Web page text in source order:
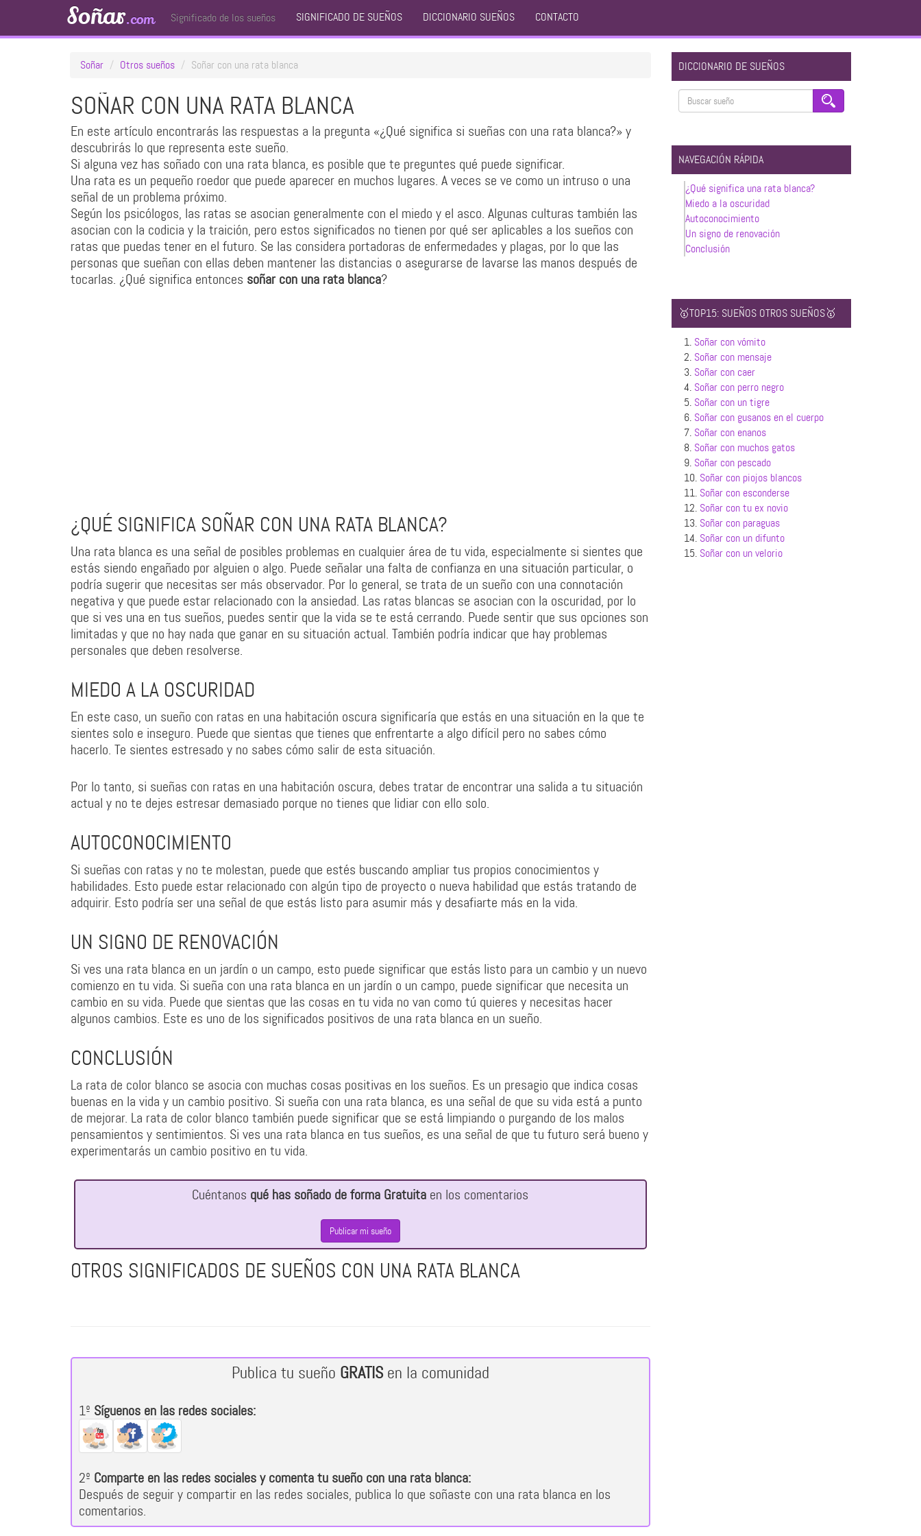
Soñar.com Significado de los sueños SIGNIFICADO DE SUEÑOS DICCIONARIO SUEÑOS CONTACTO
Soñar Otros sueños Soñar con una rata blanca
SOÑAR CON UNA RATA BLANCA
En este artículo encontrarás las respuestas a la pregunta «¿Qué significa si sueñas con una rata blanca?» y
descubrirás lo que representa este sueño.
Si alguna vez has soñado con una rata blanca, es posible que te preguntes qué puede significar.
Una rata es un pequeño roedor que puede aparecer en muchos lugares. A veces se ve como un intruso o una
señal de un problema próximo.
Según los psicólogos, las ratas se asocian generalmente con el miedo y el asco. Algunas culturas también las
asocian con la codicia y la traición, pero estos significados no tienen por qué ser aplicables a los sueños con
ratas que puedas tener en el futuro. Se las considera portadoras de enfermedades y plagas, por lo que las
personas que sueñan con ellas deben mantener las distancias o asegurarse de lavarse las manos después de
tocarlas. ¿Qué significa entonces soñar con una rata blanca?
¿QUÉ SIGNIFICA SOÑAR CON UNA RATA BLANCA?
Una rata blanca es una señal de posibles problemas en cualquier área de tu vida, especialmente si sientes que
estás siendo engañado por alguien o algo. Puede señalar una falta de confianza en una situación particular, o
podría sugerir que necesitas ser más observador. Por lo general, se trata de un sueño con una connotación
negativa y que puede estar relacionado con la ansiedad. Las ratas blancas se asocian con la oscuridad, por lo
que si ves una en tus sueños, puedes sentir que la vida se te está cerrando. Puede sentir que sus opciones son
limitadas y que no hay nada que ganar en su situación actual. También podría indicar que hay problemas
personales que deben resolverse.
MIEDO A LA OSCURIDAD
En este caso, un sueño con ratas en una habitación oscura significaría que estás en una situación en la que te
sientes solo e inseguro. Puede que sientas que tienes que enfrentarte a algo difícil pero no sabes cómo
hacerlo. Te sientes estresado y no sabes cómo salir de esta situación.
Por lo tanto, si sueñas con ratas en una habitación oscura, debes tratar de encontrar una salida a tu situación
actual y no te dejes estresar demasiado porque no tienes que lidiar con ello solo.
AUTOCONOCIMIENTO
Si sueñas con ratas y no te molestan, puede que estés buscando ampliar tus propios conocimientos y
habilidades. Esto puede estar relacionado con algún tipo de proyecto o nueva habilidad que estás tratando de
adquirir. Esto podría ser una señal de que estás listo para asumir más y desafiarte más en la vida.
UN SIGNO DE RENOVACIÓN
Si ves una rata blanca en un jardín o un campo, esto puede significar que estás listo para un cambio y un nuevo
comienzo en tu vida. Si sueña con una rata blanca en un jardín o un campo, puede significar que necesita un
cambio en su vida. Puede que sientas que las cosas en tu vida no van como tú quieres y necesitas hacer
algunos cambios. Este es uno de los significados positivos de una rata blanca en un sueño.
CONCLUSIÓN
La rata de color blanco se asocia con muchas cosas positivas en los sueños. Es un presagio que indica cosas
buenas en la vida y un cambio positivo. Si sueña con una rata blanca, es una señal de que su vida está a punto
de mejorar. La rata de color blanco también puede significar que se está limpiando o purgando de los malos
pensamientos y sentimientos. Si ves una rata blanca en tus sueños, es una señal de que tu futuro será bueno y
experimentarás un cambio positivo en tu vida.
Cuéntanos qué has soñado de forma Gratuita en los comentarios
Publicar mi sueño
OTROS SIGNIFICADOS DE SUEÑOS CON UNA RATA BLANCA
Publica tu sueño GRATISen la comunidad
1º Síguenos en las redes sociales:
2º Comparte en las redes sociales y comenta tu sueño con una rata blanca:
Después de seguir y compartir en las redes sociales, publica lo que soñaste con una rata blanca en los
comentarios.
DICCIONARIO DE SUEÑOS
NAVEGACIÓN RÁPIDA
¿Qué significa una rata blanca?
Miedo a la oscuridad
Autoconocimiento
Un signo de renovación
Conclusión
🥇TOP15: SUEÑOS OTROS SUEÑOS🥇
1. Soñar con vómito
2. Soñar con mensaje
3. Soñar con caer
4. Soñar con perro negro
5. Soñar con un tigre
6. Soñar con gusanos en el cuerpo
7. Soñar con enanos
8. Soñar con muchos gatos
9. Soñar con pescado
10. Soñar con piojos blancos
11. Soñar con esconderse
12. Soñar con tu ex novio
13. Soñar con paraguas
14. Soñar con un difunto
15. Soñar con un velorio